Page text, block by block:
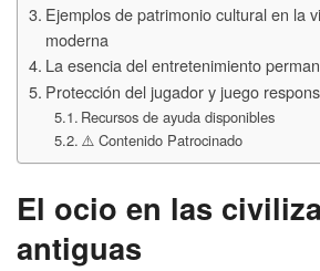
Ejemplos de patrimonio cultural en la
moderna
La esencia del entretenimiento
Protección del jugador y juego
Recursos de ayuda disponibles
⚠️ Contenido Patrocinado
El ocio en las
antiguas